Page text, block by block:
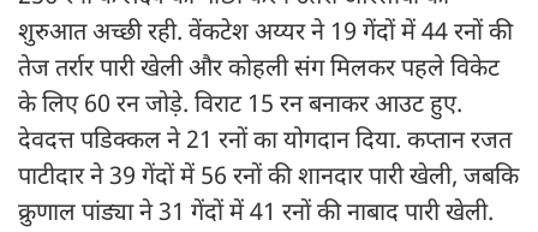
शुरुआत अच्छी रही. वेंकटेश अय्यर ने 19 गेंदों में 44 रनों की
तेज तर्रार पारी खेली और कोहली संग मिलकर पहले विकेट
के लिए 60 रन जोड़े. विराट 15 रन बनाकर आउट हुए.
देवदत्त पडिक्कल ने 21 रनों का योगदान दिया. कप्तान रजत
पाटीदार ने 39 गेंदों में 56 रनों की शानदार पारी खेली, जबकि
क्रुणाल पांड्या ने 31 गेंदों में 41 रनों की नाबाद पारी खेली.